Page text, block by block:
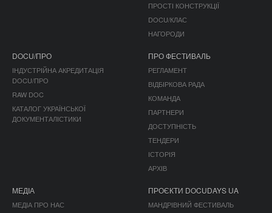
ПРОСТІ КОНСТРУКЦІЇ
DOCU/КЛАС
НАГОРОДИ
DOCU/ПРО
ІНДУСТРІЙНА АКРЕДИТАЦІЯ
DOCU/ПРО
RAW DOC
КАТАЛОГ УКРАЇНСЬКОЇ
ДОКУМЕНТАЛІСТИКИ
ПРО ФЕСТИВАЛЬ
РЕГЛАМЕНТ
ВІДБІРКОВА РАДА
КОМАНДА
ПАРТНЕРИ
ДОСТУПНІСТЬ
ТЕНДЕРИ
ІСТОРІЯ
АРХІВ
МЕДІА
МЕДІА ПРО НАС
ПРОЄКТИ DOCUDAYS UA
МАНДРІВНИЙ ФЕСТИВАЛЬ